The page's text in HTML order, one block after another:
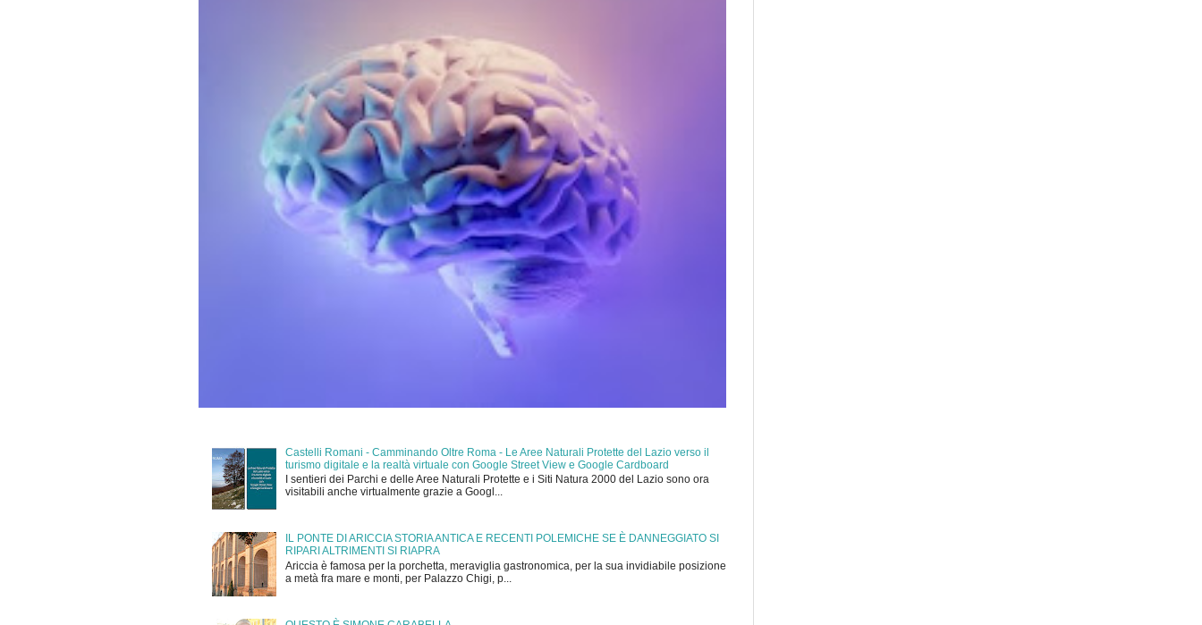
Castelli Romani - Camminando Oltre Roma - Le Aree Naturali Protette del Lazio verso il
turismo digitale e la realtà virtuale con Google Street View e Google Cardboard
I sentieri dei Parchi e delle Aree Naturali Protette e i Siti Natura 2000 del Lazio sono ora
visitabili anche virtualmente grazie a Googl...
IL PONTE DI ARICCIA STORIA ANTICA E RECENTI POLEMICHE SE È DANNEGGIATO SI
RIPARI ALTRIMENTI SI RIAPRA
Ariccia è famosa per la porchetta, meraviglia gastronomica, per la sua invidiabile posizione
a metà fra mare e monti, per Palazzo Chigi, p...